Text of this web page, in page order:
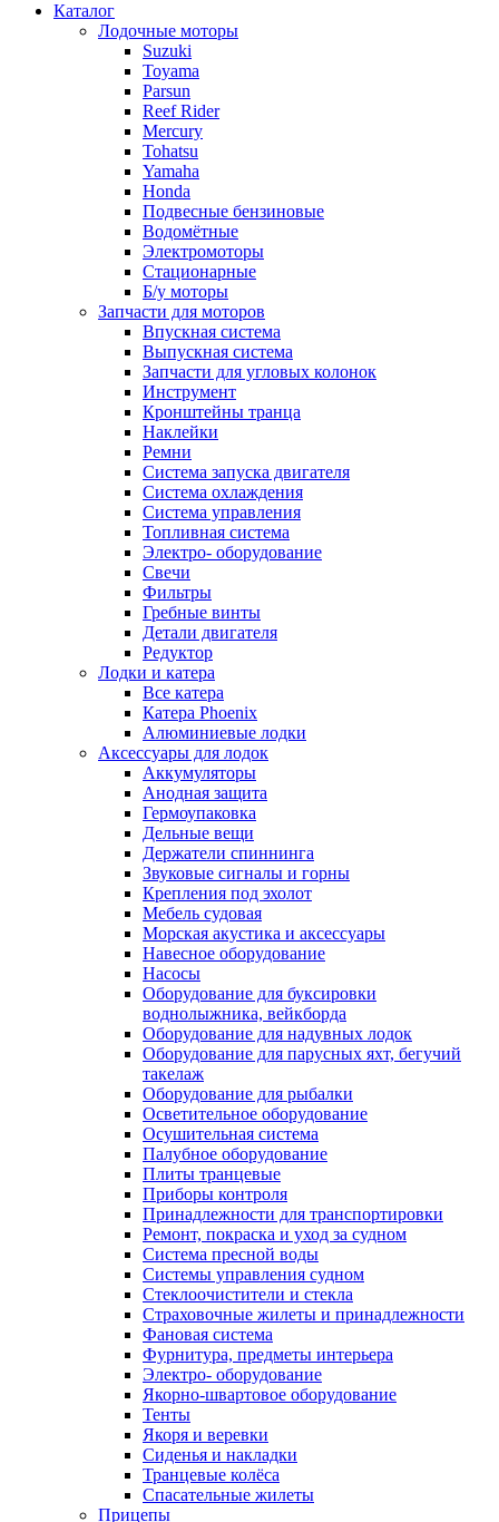
Каталог
Лодочные моторы
Suzuki
Toyama
Parsun
Reef Rider
Mercury
Tohatsu
Yamaha
Honda
Подвесные бензиновые
Водомётные
Электромоторы
Стационарные
Б/у моторы
Запчасти для моторов
Впускная система
Выпускная система
Запчасти для угловых колонок
Инструмент
Кронштейны транца
Наклейки
Ремни
Система запуска двигателя
Система охлаждения
Система управления
Топливная система
Электро- оборудование
Свечи
Фильтры
Гребные винты
Детали двигателя
Редуктор
Лодки и катера
Все катера
Катера Phoenix
Алюминиевые лодки
Аксессуары для лодок
Аккумуляторы
Анодная защита
Гермоупаковка
Дельные вещи
Держатели спиннинга
Звуковые сигналы и горны
Крепления под эхолот
Мебель судовая
Морская акустика и аксессуары
Навесное оборудование
Насосы
Оборудование для буксировки
воднолыжника, вейкборда
Оборудование для надувных лодок
Оборудование для парусных яхт, бегучий
такелаж
Оборудование для рыбалки
Осветительное оборудование
Осушительная система
Палубное оборудование
Плиты транцевые
Приборы контроля
Принадлежности для транспортировки
Ремонт, покраска и уход за судном
Система пресной воды
Системы управления судном
Стеклоочистители и стекла
Страховочные жилеты и принадлежности
Фановая система
Фурнитура, предметы интерьера
Электро- оборудование
Якорно-швартовое оборудование
Тенты
Якоря и веревки
Сиденья и накладки
Транцевые колёса
Спасательные жилеты
Прицепы